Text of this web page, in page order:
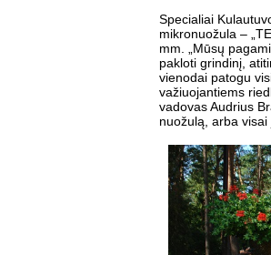
Specialiai
mikronuožula –
mm. „Mūsų
pakloti grindinį,
vienodai patogu
važiuojantiems
vadovas Audrius
nuožulą, arba